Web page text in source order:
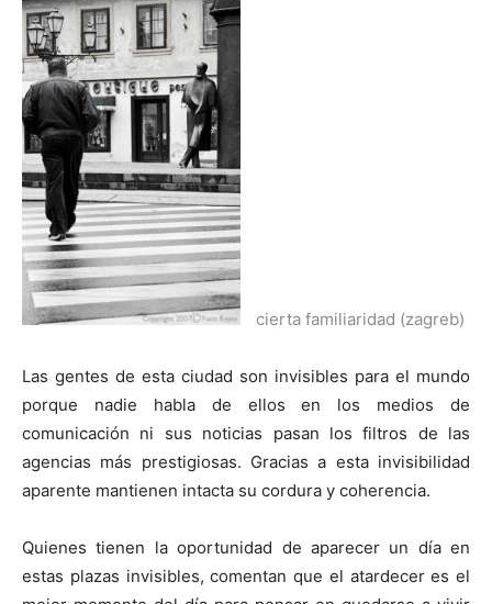
cierta familiaridad (zagreb)
Las gentes de esta ciudad son invisibles para el mundo
porque nadie habla de ellos en los medios de
comunicación ni sus noticias pasan los filtros de las
agencias más prestigiosas. Gracias a esta invisibilidad
aparente mantienen intacta su cordura y coherencia.
Quienes tienen la oportunidad de aparecer un día en
estas plazas invisibles, comentan que el atardecer es el